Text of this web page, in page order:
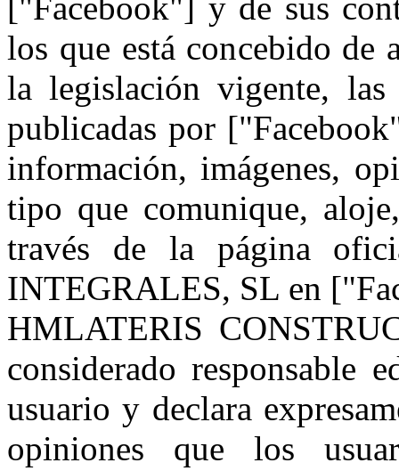
los que está concebido de
la legislación vigente,
publicadas por
información, imágenes,
tipo que comunique,
través de la página
INTEGRALES, SL en
HMLATERIS
considerado responsable
usuario y declara
opiniones que los